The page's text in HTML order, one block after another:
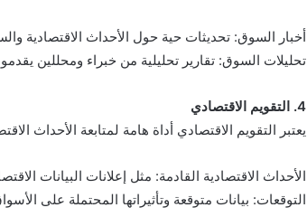
أخبار السوق: تحديثات حية حول الأحداث الاقتصادية
تحليلات السوق: تقارير تحليلية من خبراء ومحللين
4. التقويم الاقتصادي
يعتبر التقويم الاقتصادي أداة هامة لمتابعة الأحداث
الأحداث الاقتصادية القادمة: مثل إعلانات البيانات
التوقعات: بيانات متوقعة وتأثيراتها المحتملة على